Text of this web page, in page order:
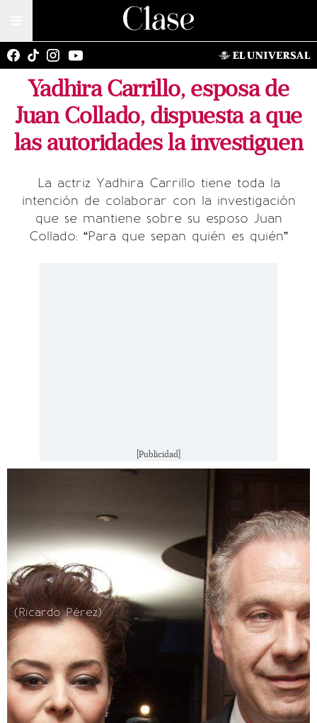
Yadhira Carrillo, esposa de
Juan Collado, dispuesta a que
las autoridades la investiguen
La actriz Yadhira Carrillo tiene toda la
intención de colaborar con la investigación
que se mantiene sobre su esposo Juan
Collado: “Para que sepan quién es quién”
[Publicidad]
(Ricardo Pérez)